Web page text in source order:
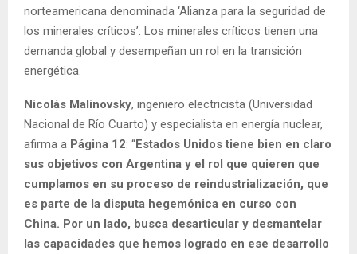
norteamericana denominada ‘Alianza para la seguridad de
los minerales críticos’. Los minerales críticos tienen una
demanda global y desempeñan un rol en la transición
energética.
Nicolás Malinovsky, ingeniero electricista (Universidad
Nacional de Río Cuarto) y especialista en energía nuclear,
afirma a Página 12: “Estados Unidos tiene bien en claro
sus objetivos con Argentina y el rol que quieren que
cumplamos en su proceso de reindustrialización, que
es parte de la disputa hegemónica en curso con
China. Por un lado, busca desarticular y desmantelar
las capacidades que hemos logrado en ese desarrollo